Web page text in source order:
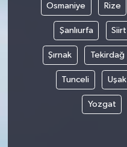
Osmaniye Rize
Şanlıurfa Siirt
Şırnak Tekirdağ
Tunceli Uşak
Yozgat